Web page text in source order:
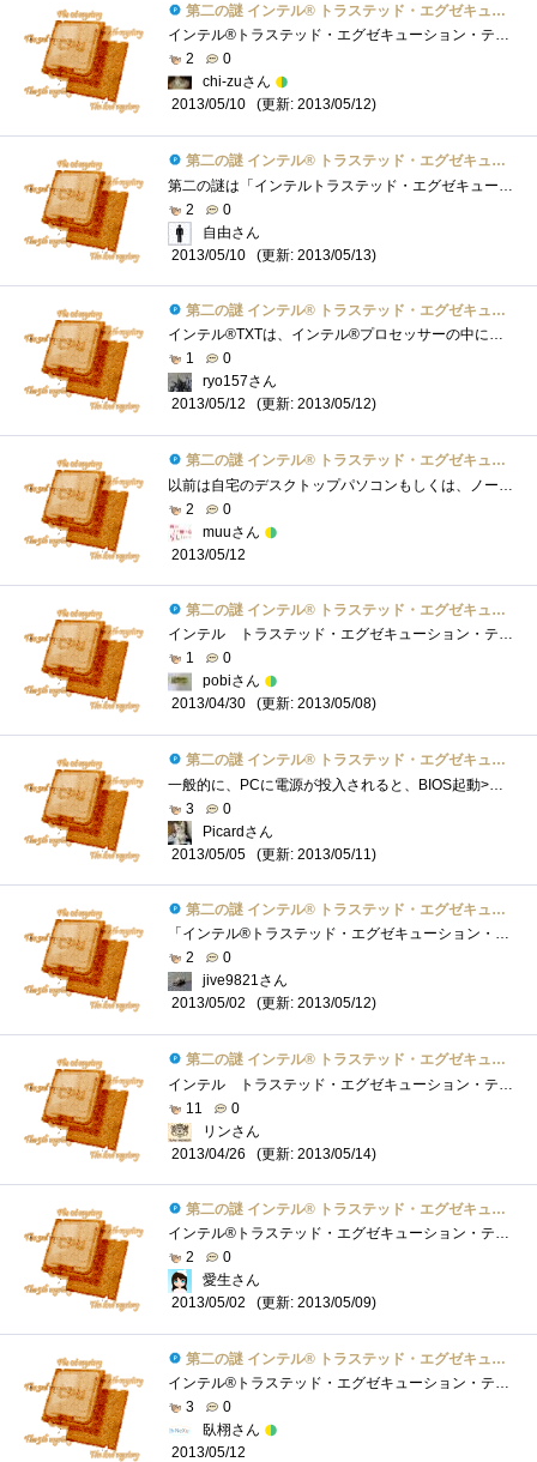
第二の謎 インテル® トラステッド・エグゼキューション・テクノロジーとは？
インテル®トラステッド・エグゼキューション・テクノロジー(インテル®TXT)は、システムの起動時にサーバーまたはPCを構成する主要なコンポーネ...
2
0
chi-zuさん
2013/05/10
(更新: 2013/05/12)
第二の謎 インテル® トラステッド・エグゼキューション・テクノロジーとは？
第二の謎は「インテルトラステッド・エグゼキューション・テクノロジー」である。インテルのにある解説を熟読しましたが、全く理解が出来ま�...
2
0
自由さん
2013/05/10
(更新: 2013/05/13)
第二の謎 インテル® トラステッド・エグゼキューション・テクノロジーとは？
インテル®TXTは、インテル®プロセッサーの中に作り上げられたインフラストラクチャーを「信頼のルート(rootoftrust)」として使用し、すでに検証さ...
1
0
ryo157さん
2013/05/12
(更新: 2013/05/12)
第二の謎 インテル® トラステッド・エグゼキューション・テクノロジーとは？
以前は自宅のデスクトップパソコンもしくは、ノートパソコンなどでインターネットへアクセスする事が多かったと思いますが、今では無線LANが�...
2
0
muuさん
2013/05/12
第二の謎 インテル® トラステッド・エグゼキューション・テクノロジーとは？
インテル トラステッド・エグゼキューション・テクノロジー（以下TXT）とはシステムのセキュリティ機能のことでPCの安全性を高めている。イン...
1
0
pobiさん
2013/04/30
(更新: 2013/05/08)
第二の謎 インテル® トラステッド・エグゼキューション・テクノロジーとは？
一般的に、PCに電源が投入されると、BIOS起動>ブートローダー起動>OS起動という動作で起動を行いますが、インテルトラステッド・エグゼキュ�...
3
0
Picardさん
2013/05/05
(更新: 2013/05/11)
第二の謎 インテル® トラステッド・エグゼキューション・テクノロジーとは？
「インテル®トラステッド・エグゼキューション・テクノロジー」（略してIntelTXT）とは、コンピュータに必要なBIOSやブートローダといったソフト...
2
0
jive9821さん
2013/05/02
(更新: 2013/05/12)
第二の謎 インテル® トラステッド・エグゼキューション・テクノロジーとは？
インテル トラステッド・エグゼキューション・テクノロジーと一言で言っても、以下の３つに分けることができる。TXTメジャード・ラウンチプ�...
11
0
リンさん
2013/04/26
(更新: 2013/05/14)
第二の謎 インテル® トラステッド・エグゼキューション・テクノロジーとは？
インテル®トラステッド・エグゼキューション・テクノロジー（以下、TXTと略します）は、一般的なウイルスセキュリティーソフトとは違い、シス...
2
0
愛生さん
2013/05/02
(更新: 2013/05/09)
第二の謎 インテル® トラステッド・エグゼキューション・テクノロジーとは？
インテル®トラステッド・エグゼキューション・テクノロジー(インテル®TXT)は、システムの起動時にサーバーまたはPCを構成する主要なコンポーネ...
3
0
臥栩さん
2013/05/12